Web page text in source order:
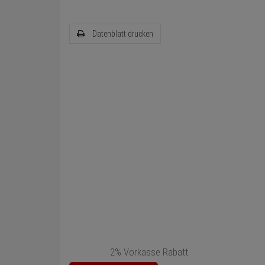
Datenblatt drucken
2% Vorkasse Rabatt